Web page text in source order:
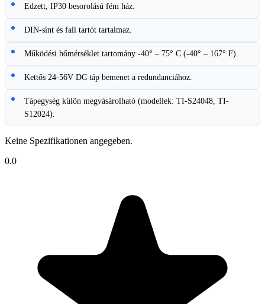
Edzett, IP30 besorolású fém ház.
DIN-sínt és fali tartót tartalmaz.
Működési hőmérséklet tartomány -40° – 75° C (-40° – 167° F).
Kettős 24-56V DC táp bemenet a redundanciához.
Tápegység külön megvásárolható (modellek: TI-S24048, TI-
S12024).
Keine Spezifikationen angegeben.
0.0